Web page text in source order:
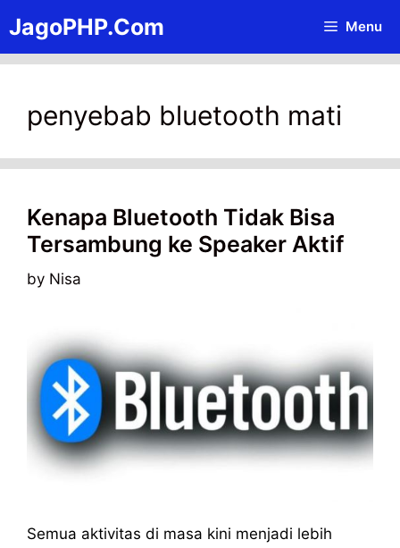
to
content
JagoPHP.Com Menu
penyebab bluetooth mati
Kenapa Bluetooth Tidak Bisa
Tersambung ke Speaker Aktif
by Nisa
Semua aktivitas di masa kini menjadi lebih